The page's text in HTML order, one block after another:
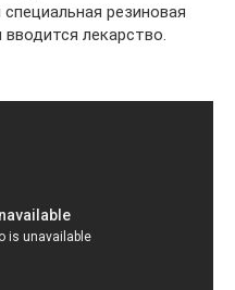
резиновая
лекарство.